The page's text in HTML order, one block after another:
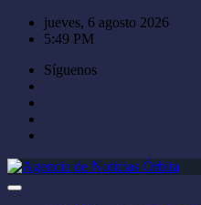
Saltar
jueves, 6 agosto 2026
5:49 PM
Síguenos